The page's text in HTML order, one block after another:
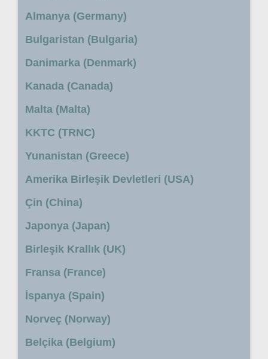
Almanya (Germany)
Bulgaristan (Bulgaria)
Danimarka (Denmark)
Kanada (Canada)
Malta (Malta)
KKTC (TRNC)
Yunanistan (Greece)
Amerika Birleşik Devletleri (USA)
Çin (China)
Japonya (Japan)
Birleşik Krallık (UK)
Fransa (France)
İspanya (Spain)
Norveç (Norway)
Belçika (Belgium)